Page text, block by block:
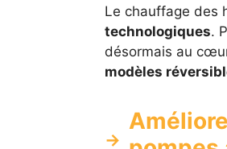
Le chauffage des
technologiques.
désormais au
modèles